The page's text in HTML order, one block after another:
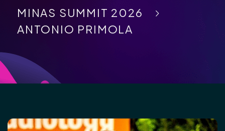
MINAS SUMMIT 2026
ANTONIO PRIMOLA